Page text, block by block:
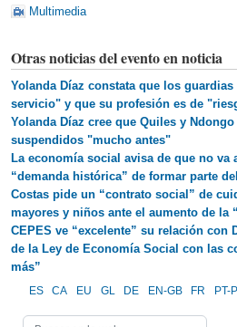
Multimedia
Otras noticias del evento en noticia
Yolanda Díaz constata que los
servicio" y que su profesión es de
Yolanda Díaz cree que Quiles y
suspendidos "mucho antes"
La economía social avisa de que no va
“demanda histórica” de formar parte
Costas pide un “contrato social” de
mayores y niños ante el aumento de la
CEPES ve “excelente” su relación con
de la Ley de Economía Social con las
más”
ES CA EU GL DE EN-GB FR PT-